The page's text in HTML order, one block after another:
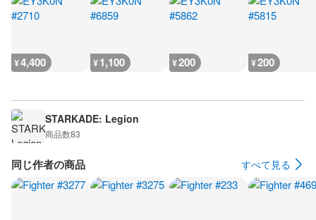
¥4,400 ¥1,100 ¥200 ¥200
STARKADE: Legion
商品数83
同じ作者の商品 すべて見る